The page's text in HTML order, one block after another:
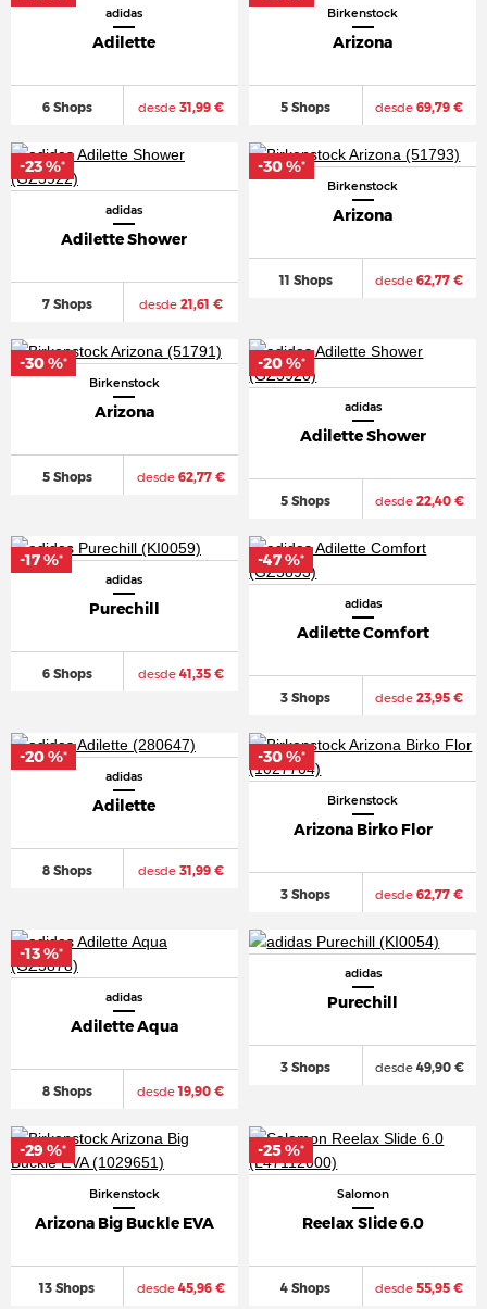
adidas
Adilette
6 Shops desde31,99 €
Birkenstock
Arizona
5 Shops desde 69,79 €
adidas
Adilette Shower
7 Shops desde21,61 €
-23 %*
Birkenstock
Arizona
11 Shops desde 62,77 €
-30 %*
Birkenstock
Arizona
5 Shops desde62,77 €
-30 %*
adidas
Adilette Shower
5 Shops desde22,40 €
-20 %*
adidas
Purechill
6 Shops desde41,35 €
-17 %*
adidas
Adilette Comfort
3 Shops desde 23,95 €
-47 %*
adidas
Adilette
8 Shops desde31,99 €
-20 %*
Birkenstock
Arizona Birko Flor
3 Shops desde 62,77 €
-30 %*
adidas
Adilette Aqua
8 Shops desde19,90 €
-13 %*
adidas
Purechill
3 Shops desde49,90 €
Birkenstock
Arizona Big Buckle EVA
13 Shops desde45,96 €
-29 %*
Salomon
Reelax Slide 6.0
4 Shops desde 55,95 €
-25 %*